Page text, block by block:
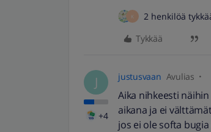
K
2 henkilöä
Tykkää
J
+4
justusvaan Avulias
Aika nihkeesti
aikana ja ei
jos ei ole softa